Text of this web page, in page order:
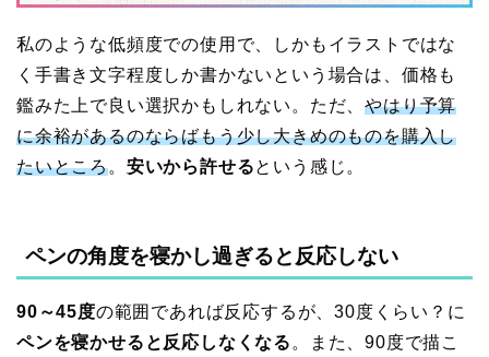
私のような低頻度での使用で、しかもイラストではな
く手書き文字程度しか書かないという場合は、価格も
鑑みた上で良い選択かもしれない。ただ、やはり予算
に余裕があるのならばもう少し大きめのものを購入し
たいところ。 安いから許せるという感じ。
ペンの角度を寝かし過ぎると反応しない
90～45度の範囲であれば反応するが、30度くらい？に
ペンを寝かせると反応しなくなる。また、90度で描こ